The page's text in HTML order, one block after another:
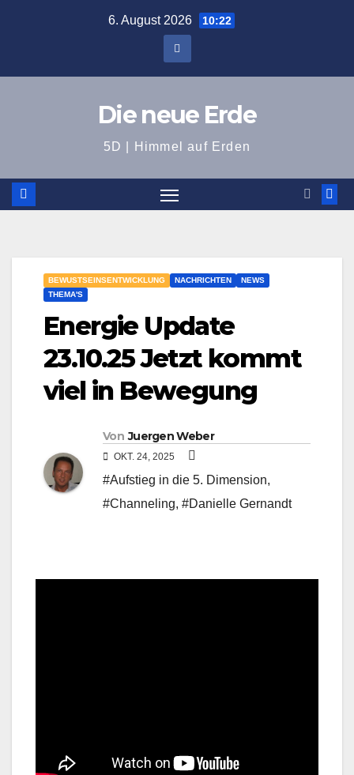
6. August 2026 10:22
Die neue Erde
5D | Himmel auf Erden
BEWUSTSEINSENTWICKLUNG NACHRICHTEN
NEWS
THEMA'S
Energie Update
23.10.25 Jetzt kommt
viel in Bewegung
Von Juergen Weber
OKT. 24, 2025
#Aufstieg in die 5. Dimension,
#Channeling, #Danielle Gernandt